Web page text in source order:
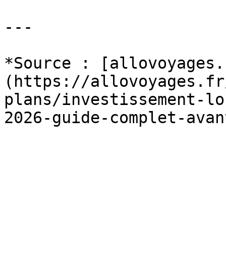
---
*Source :
(https://
plans/investissement-